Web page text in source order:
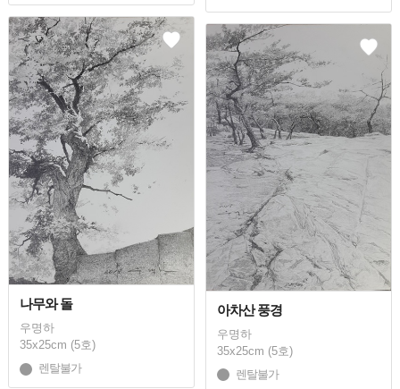
나무와 돌
우명하
35x25cm (5호)
렌탈불가
아차산 풍경
우명하
35x25cm (5호)
렌탈불가